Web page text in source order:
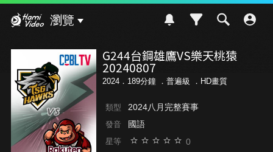
瀏覽
G244台鋼雄鷹VS樂天桃猿
20240807
2024．189分鐘 ． 普遍級 ．HD畫質
類型 2024八月完整賽事
發音 國語
星等 0